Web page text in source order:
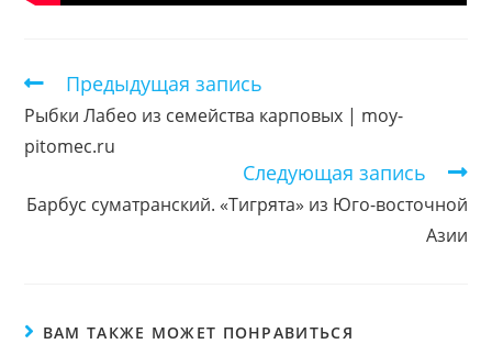
Еще
Предыдущая запись
Рыбки Лабео из семейства карповых | moy-
pitomec.ru
Следующая запись
Барбус суматранский. «Тигрята» из Юго-восточной
Азии
ВАМ ТАКЖЕ МОЖЕТ ПОНРАВИТЬСЯ